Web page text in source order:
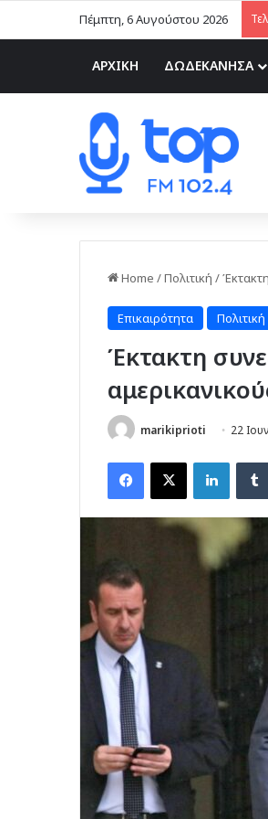
Πέμπτη, 6 Αυγούστου 2026
ΑΡΧΙΚΗ ΔΩΔΕΚΑΝΗΣΑ
Home /Πολιτική /
Επικαιρότητα Πολιτική
Έκτακτη
marikiprioti 22
Facebook
X